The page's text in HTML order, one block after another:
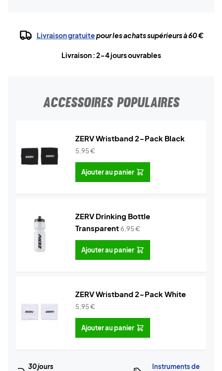
Livraison gratuitepour les achats supérieurs à 60 €
Livraison : 2-4 jours ouvrables
ACCESSOIRES POPULAIRES
ZERV Wristband 2-Pack Black
5,95€
Ajouter au panier
ZERV Drinking Bottle
Transparent6,95€
Ajouter au panier
ZERV Wristband 2-Pack White
5,95€
Ajouter au panier
30 jours
Instruments de